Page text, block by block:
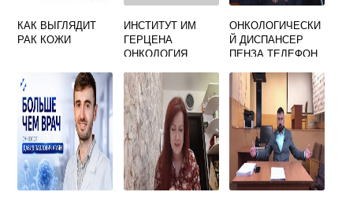
КАК ВЫГЛЯДИТ
РАК КОЖИ
ИНСТИТУТ ИМ
ГЕРЦЕНА
ОНКОЛОГИЯ
САЙТ
ОНКОЛОГИЧЕСКИ
Й ДИСПАНСЕР
ПЕНЗА ТЕЛЕФОН